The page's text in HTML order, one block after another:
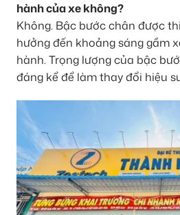
hành của xe không?
Không. Bậc bước chân được
hưởng đến khoảng sáng gầm
hành. Trọng lượng của bậc
đáng kể để làm thay đổi hiệu